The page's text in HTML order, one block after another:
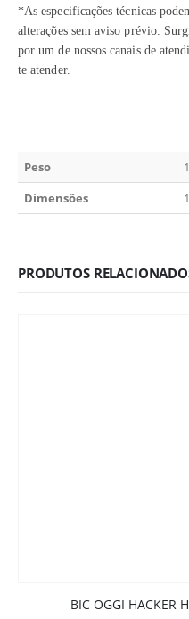
*As especificações técnicas
alterações sem aviso prévio.
por um de nossos canais de
te atender.
Peso
Dimensões
PRODUTOS
BIC OGGI HACKER